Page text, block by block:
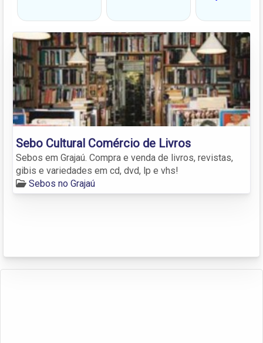
Sebo Cultural Comércio de Livros
Sebos em Grajaú. Compra e venda de livros, revistas,
gibis e variedades em cd, dvd, lp e vhs!
Sebos no Grajaú